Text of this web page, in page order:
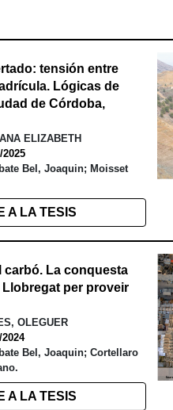
tensión entre
Lógicas de
de Córdoba,
ELIZABETH
Bel, Joaquin; Moisset
A LA TESIS
carbó. La conquesta
per proveir
OLEGUER
Bel, Joaquin; Cortellaro
A LA TESIS